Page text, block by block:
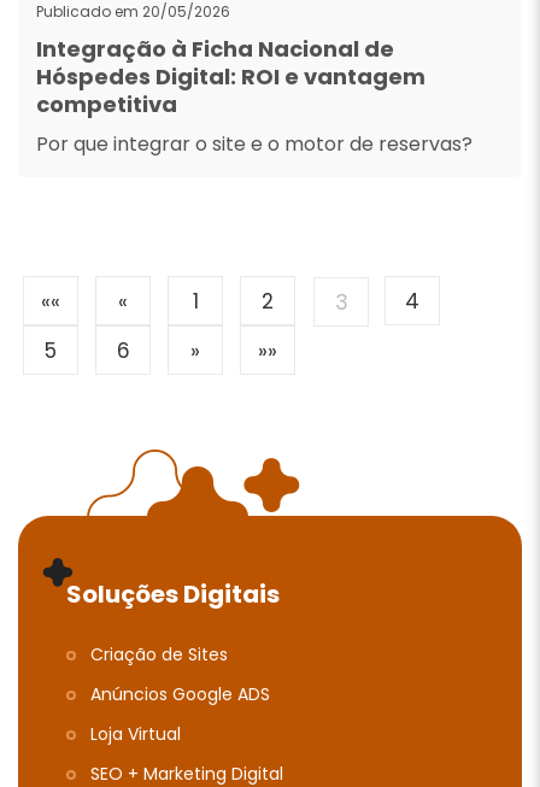
Publicado em 20/05/2026
Integração à Ficha Nacional de
Hóspedes Digital: ROI e vantagem
competitiva
Por que integrar o site e o motor de reservas?
«« « 1 2 3
4
5
6 » »»
Soluções Digitais
Criação de Sites
Anúncios Google ADS
Loja Virtual
SEO + Marketing Digital